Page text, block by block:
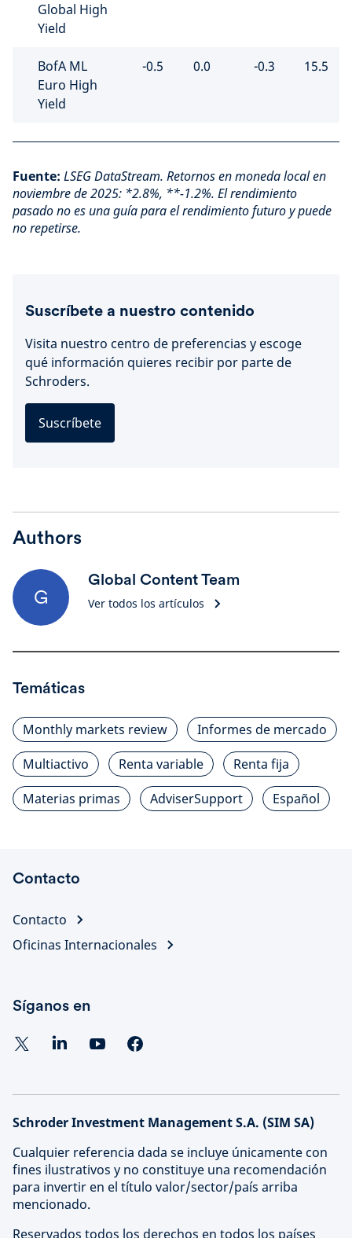
Global High
Yield
BofA ML
Euro High
Yield
-0.5 0.0 -0.3 15.5
Fuente: LSEG DataStream. Retornos en moneda local en
noviembre de 2025: *2.8%, **-1.2%. El rendimiento
pasado no es una guía para el rendimiento futuro y puede
no repetirse.
Suscríbete a nuestro contenido
Visita nuestro centro de preferencias y escoge
qué información quieres recibir por parte de
Schroders.
Suscríbete
Authors
G
Global Content Team
Ver todos los artículos
Temáticas
Monthly markets review
Informes de mercado
Multiactivo
Renta variable
Renta fija
Materias primas
AdviserSupport Español
Contacto
Contacto
Oficinas Internacionales
Síganos en
Schroder Investment Management S.A. (SIM SA)
Cualquier referencia dada se incluye únicamente con
fines ilustrativos y no constituye una recomendación
para invertir en el título valor/sector/país arriba
mencionado.
Reservados todos los derechos en todos los países